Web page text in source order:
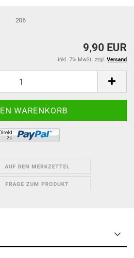
206
9,90 EUR
inkl. 7% MwSt. zzgl. Versand
AUF DEN MERKZETTEL
FRAGE ZUM PRODUKT